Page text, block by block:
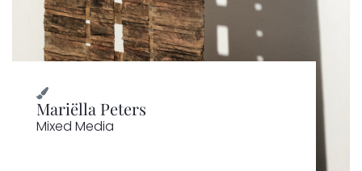
Mariëlla Peters
Mixed Media